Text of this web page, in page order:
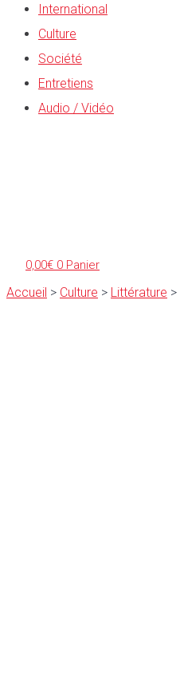
International
Culture
Société
Entretiens
Audio / Vidéo
0,00€ 0 Panier
Accueil > Culture > Littérature >